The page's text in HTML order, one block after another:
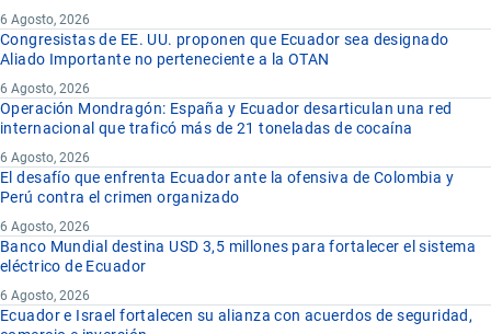
6 Agosto, 2026
Congresistas de EE. UU. proponen que Ecuador sea designado
Aliado Importante no perteneciente a la OTAN
6 Agosto, 2026
Operación Mondragón: España y Ecuador desarticulan una red
internacional que traficó más de 21 toneladas de cocaína
6 Agosto, 2026
El desafío que enfrenta Ecuador ante la ofensiva de Colombia y
Perú contra el crimen organizado
6 Agosto, 2026
Banco Mundial destina USD 3,5 millones para fortalecer el sistema
eléctrico de Ecuador
6 Agosto, 2026
Ecuador e Israel fortalecen su alianza con acuerdos de seguridad,